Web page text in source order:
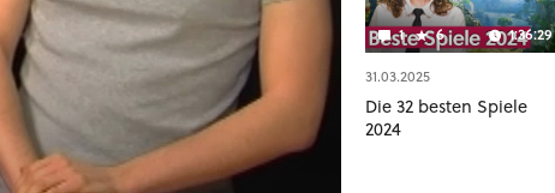
1 6 1:36:29
31.03.2025
Die 32 besten Spiele
2024